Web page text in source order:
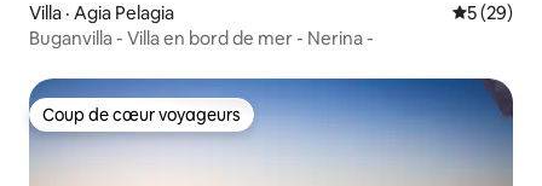
Villa · Agia Pelagia Note
5 (29)
Buganvilla - Villa en bord de mer - Nerina -
Coup de cœur voyageurs
Coup de cœur voyageurs